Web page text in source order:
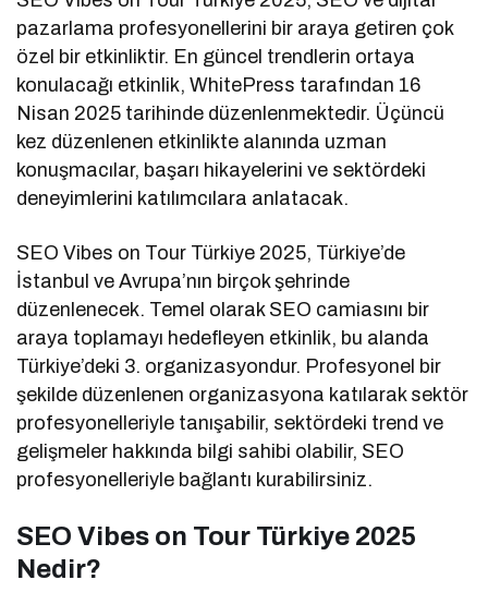
pazarlama profesyonellerini bir araya getiren çok
özel bir etkinliktir. En güncel trendlerin ortaya
konulacağı etkinlik, WhitePress tarafından 16
Nisan 2025 tarihinde düzenlenmektedir. Üçüncü
kez düzenlenen etkinlikte alanında uzman
konuşmacılar, başarı hikayelerini ve sektördeki
deneyimlerini katılımcılara anlatacak.
SEO Vibes on Tour Türkiye 2025, Türkiye’de
İstanbul ve Avrupa’nın birçok şehrinde
düzenlenecek. Temel olarak SEO camiasını bir
araya toplamayı hedefleyen etkinlik, bu alanda
Türkiye’deki 3. organizasyondur. Profesyonel bir
şekilde düzenlenen organizasyona katılarak sektör
profesyonelleriyle tanışabilir, sektördeki trend ve
gelişmeler hakkında bilgi sahibi olabilir, SEO
profesyonelleriyle bağlantı kurabilirsiniz.
SEO Vibes on Tour Türkiye 2025
Nedir?